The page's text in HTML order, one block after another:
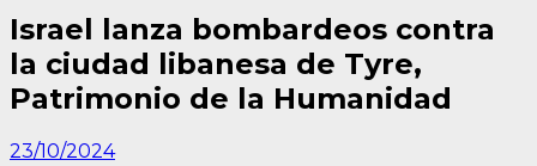
Israel lanza bombardeos contra
la ciudad libanesa de Tyre,
Patrimonio de la Humanidad
23/10/2024